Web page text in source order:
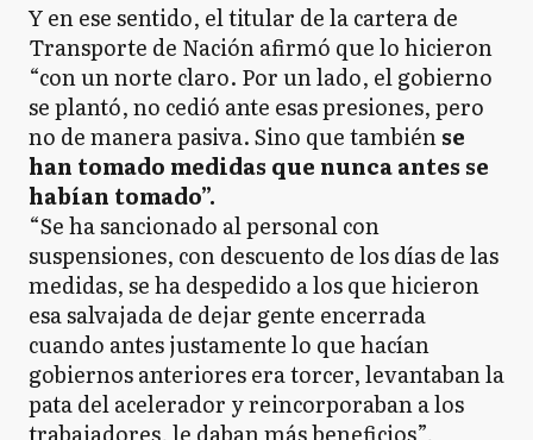
Y en ese sentido, el titular de la cartera de
Transporte de Nación afirmó que lo hicieron
“con un norte claro. Por un lado, el gobierno
se plantó, no cedió ante esas presiones, pero
no de manera pasiva. Sino que tambiénse
han tomado medidas que nunca antes se
habían tomado”.
“Se ha sancionado al personal con
suspensiones, con descuento de los días de las
medidas, se ha despedido a los que hicieron
esa salvajada de dejar gente encerrada
cuando antes justamente lo que hacían
gobiernos anteriores era torcer, levantaban la
pata del acelerador y reincorporaban a los
trabajadores, le daban más beneficios”,